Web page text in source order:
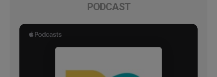
PODCAST